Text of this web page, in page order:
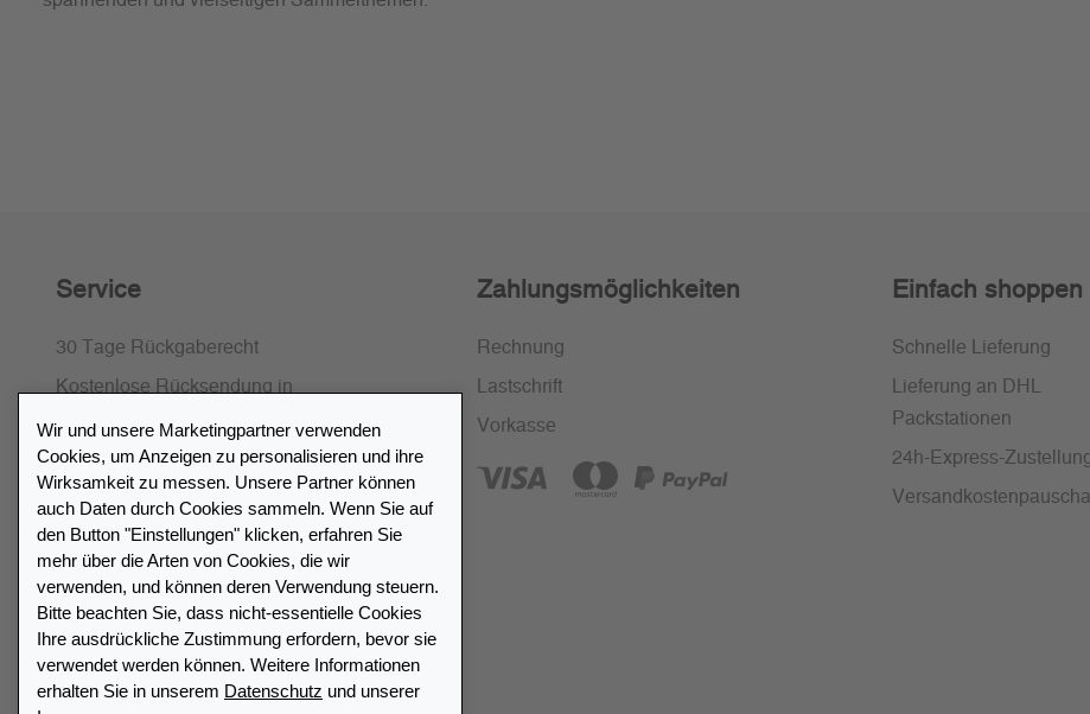
Service
30 Tage Rückgaberecht
Kostenlose Rücksendung in
Deutschland und Österreich
SSL-Verschlüsselung
FAQ
Zahlungsmöglichkeiten
Rechnung
Lastschrift
Vorkasse
Einfach shoppen
Schnelle Lieferung
Lieferung an DHL
Packstationen
24h-Express-
Händlerverzeichnis
Wir und unsere Marketingpartner verwenden
Cookies, um Anzeigen zu personalisieren und ihre
Wirksamkeit zu messen. Unsere Partner können
auch Daten durch Cookies sammeln. Wenn Sie auf
den Button "Einstellungen" klicken, erfahren Sie
mehr über die Arten von Cookies, die wir
verwenden, und können deren Verwendung steuern.
Bitte beachten Sie, dass nicht-essentielle Cookies
Ihre ausdrückliche Zustimmung erfordern, bevor sie
verwendet werden können. Weitere Informationen
erhalten Sie in unserem Datenschutz und unserer